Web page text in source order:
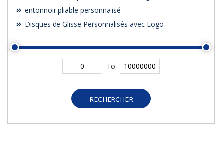
entonnoir pliable personnalisé
Disques de Glisse Personnalisés avec Logo
To
RECHERCHER